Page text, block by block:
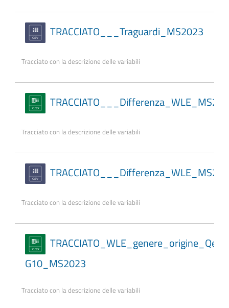
TRACCIATO___Traguardi_MS2023
Tracciato con la descrizione delle variabili
Tracciato con la descrizione delle variabili
Tracciato con la descrizione delle variabili
G10_MS2023
Tracciato con la descrizione delle variabili